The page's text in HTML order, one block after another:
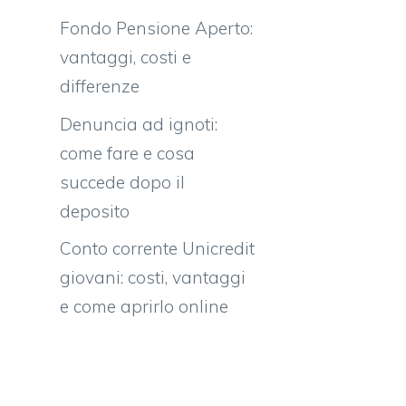
Fondo Pensione Aperto:
vantaggi, costi e
differenze
Denuncia ad ignoti:
come fare e cosa
succede dopo il
deposito
Conto corrente Unicredit
giovani: costi, vantaggi
e come aprirlo online